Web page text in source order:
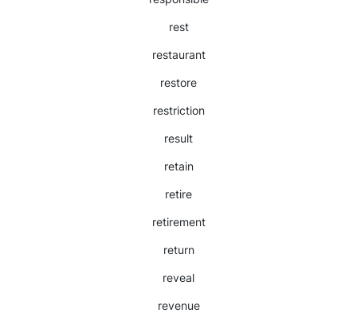
rest
restaurant
restore
restriction
result
retain
retire
retirement
return
reveal
revenue